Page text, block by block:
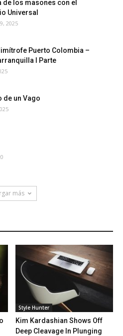
de los masones con el
Universal
2025
Puerto Colombia –
I Parte
de un Vago
más
Style Hunter
Kim Kardashian Shows Off
Deep Cleavage In Plunging